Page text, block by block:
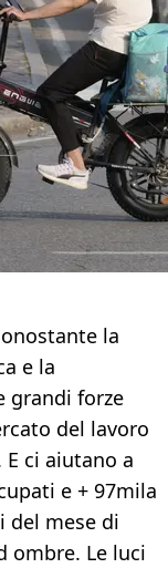
la
e la
grandi forze
del lavoro
ci aiutano a
e + 97mila
mese di
ombre. Le luci